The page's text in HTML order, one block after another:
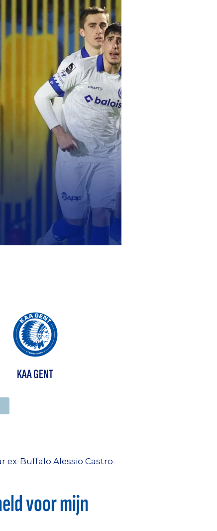
KAA GENT
ex-Buffalo Alessio Castro-
voor mijn